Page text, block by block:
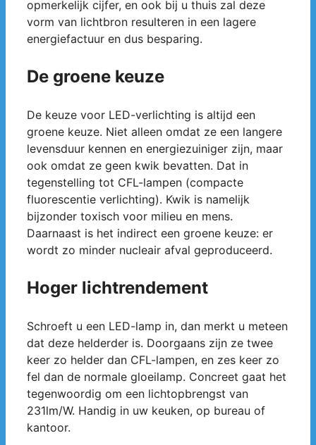
opmerkelijk cijfer, en ook bij u thuis zal deze
vorm van lichtbron resulteren in een lagere
energiefactuur en dus besparing.
De groene keuze
De keuze voor LED-verlichting is altijd een
groene keuze. Niet alleen omdat ze een langere
levensduur kennen en energiezuiniger zijn, maar
ook omdat ze geen kwik bevatten. Dat in
tegenstelling tot CFL-lampen (compacte
fluorescentie verlichting). Kwik is namelijk
bijzonder toxisch voor milieu en mens.
Daarnaast is het indirect een groene keuze: er
wordt zo minder nucleair afval geproduceerd.
Hoger lichtrendement
Schroeft u een LED-lamp in, dan merkt u meteen
dat deze helderder is. Doorgaans zijn ze twee
keer zo helder dan CFL-lampen, en zes keer zo
fel dan de normale gloeilamp. Concreet gaat het
tegenwoordig om een lichtopbrengst van
231lm/W. Handig in uw keuken, op bureau of
kantoor.